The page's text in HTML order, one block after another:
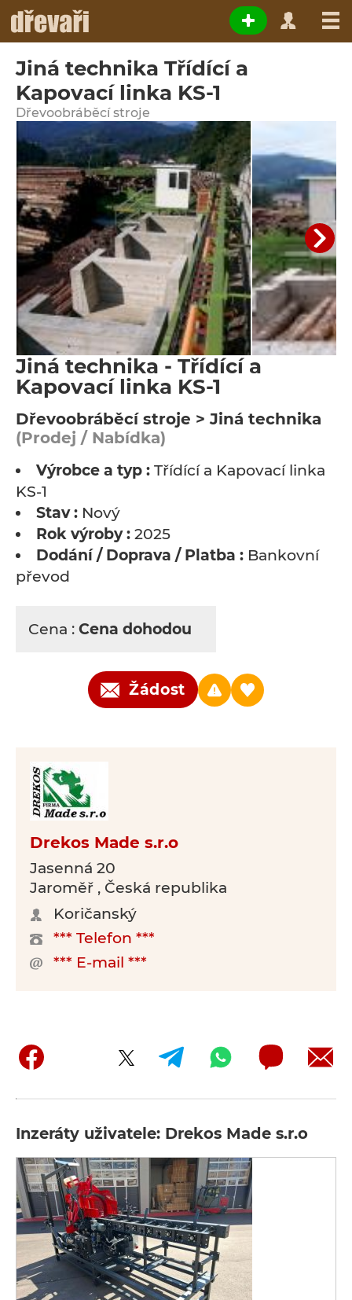
Jiná technika Třídící a
Kapovací linka KS-1
Dřevoobráběcí stroje
Jiná technika - Třídící a
Kapovací linka KS-1
Dřevoobráběcí stroje > Jiná technika
(Prodej / Nabídka)
Výrobce a typ : Třídící a Kapovací linka
KS-1
Stav : Nový
Rok výroby : 2025
Dodání / Doprava / Platba : Bankovní
převod
Cena : Cena dohodou
Žádost
Drekos Made s.r.o
Jasenná 20
Jaroměř , Česká republika
Koričanský
*** Telefon ***
*** E-mail ***
Inzeráty uživatele: Drekos Made s.r.o